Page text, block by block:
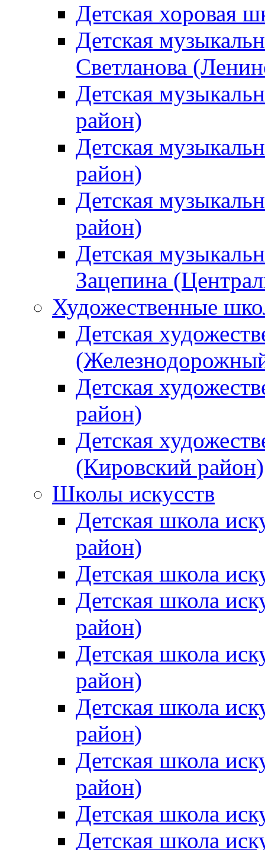
Детская хоровая
Детская
Светланова
Детская
район)
Детская
район)
Детская
район)
Детская
Зацепина
Художественные
Детская
Детская
район)
Детская
(Кировский район)
Школы искусств
Детская школа
район)
Детская школа
Детская школа
район)
Детская школа
район)
Детская школа
район)
Детская школа
район)
Детская школа
Детская школа